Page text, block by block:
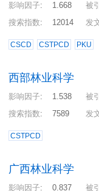
影响因子: 1.668 被
搜索指数: 12014 发
CSCD CSTPCD PKU
西部林业科学
影响因子: 1.538 被
搜索指数: 7589 发
CSTPCD
广西林业科学
影响因子: 0.837 被